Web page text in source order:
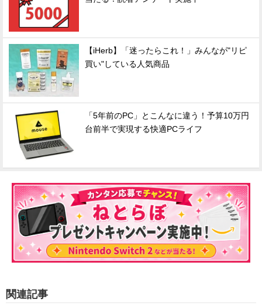
【iHerb】「迷ったらこれ！」みんなが"リピ
買い"している人気商品
「5年前のPC」とこんなに違う！予算10万円
台前半で実現する快適PCライフ
関連記事